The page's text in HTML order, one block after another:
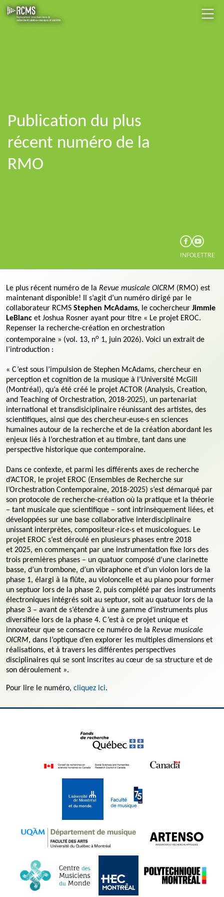
Publication du plus
récent numéro de la
RMO
INFOLETTRE
Le plus récent numéro de la Revue musicale OICRM (RMO) est
maintenant disponible! Il s’agit d’un numéro dirigé par le
collaborateur RCMS Stephen McAdams, le cochercheur Jimmie
LeBlanc et Joshua Rosner ayant pour titre « Le projet EROC.
Repenser la recherche-création en orchestration
contemporaine » (vol. 13, no 1, juin 2026). Voici un extrait de
l’introduction :
« C’est sous l’impulsion de Stephen McAdams, chercheur en
perception et cognition de la musique à l’Université McGill
(Montréal), qu’a été créé le projet ACTOR (Analysis, Creation,
and Teaching of Orchestration, 2018-2025), un partenariat
international et transdisiciplinaire réunissant des artistes, des
scientifiques, ainsi que des chercheur·euse·s en sciences
humaines autour de la recherche et de la création abordant les
enjeux liés à l’orchestration et au timbre, tant dans une
perspective historique que contemporaine.
Dans ce contexte, et parmi les différents axes de recherche
d’ACTOR, le projet EROC (Ensembles de Recherche sur
l’Orchestration Contemporaine, 2018-2025) s’est démarqué par
son protocole de recherche-création où la pratique et la théorie
– tant musicale que scientifique – sont intrinsèquement liées, et
développées sur une base collaborative interdisciplinaire
unissant interprètes, compositeur·rice·s et musicologues. Le
projet EROC s’est déroulé en plusieurs phases entre 2018
et 2025, en commençant par une instrumentation fixe lors des
trois premières phases – un quatuor composé d’une clarinette
basse, d’un trombone, d’un vibraphone et d’un violon lors de la
phase 1, élargi à la flûte, au violoncelle et au piano pour former
un septuor lors de la phase 2, puis complété par des instruments
électroniques intégrés soit au septuor, soit au quatuor lors de la
phase 3 – avant de s’étendre à une gamme d’instruments plus
diversifiée lors de la phase 4. C’est à ce projet unique et
innovateur que se consacre ce numéro de la Revue musicale
OICRM, dans l’optique d’en explorer les multiples dimensions et
réalisations, et à travers les différentes perspectives
disciplinaires qui se sont inscrites au cœur de sa structure et de
son déroulement ».
Pour lire le numéro, cliquez ici.